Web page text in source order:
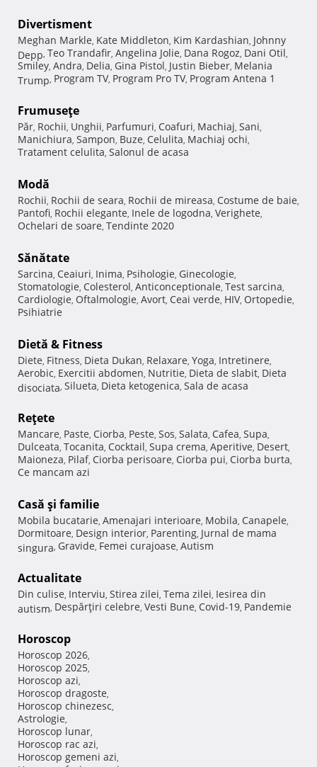
Divertisment
Meghan Markle, Kate Middleton, Kim Kardashian, Johnny
Depp, Teo Trandafir, Angelina Jolie, Dana Rogoz, Dani Otil,
Smiley, Andra, Delia, Gina Pistol, Justin Bieber, Melania
Trump, Program TV, Program Pro TV, Program Antena 1
Frumuseţe
Păr, Rochii, Unghii, Parfumuri, Coafuri, Machiaj, Sani,
Manichiura, Sampon, Buze, Celulita, Machiaj ochi,
Tratament celulita, Salonul de acasa
Modă
Rochii, Rochii de seara, Rochii de mireasa, Costume de baie,
Pantofi, Rochii elegante, Inele de logodna, Verighete,
Ochelari de soare, Tendinte 2020
Sănătate
Sarcina, Ceaiuri, Inima, Psihologie, Ginecologie,
Stomatologie, Colesterol, Anticonceptionale, Test sarcina,
Cardiologie, Oftalmologie, Avort, Ceai verde, HIV, Ortopedie,
Psihiatrie
Dietă & Fitness
Diete, Fitness, Dieta Dukan, Relaxare, Yoga, Intretinere,
Aerobic, Exercitii abdomen, Nutritie, Dieta de slabit, Dieta
disociata, Silueta, Dieta ketogenica, Sala de acasa
Reţete
Mancare, Paste, Ciorba, Peste, Sos, Salata, Cafea, Supa,
Dulceata, Tocanita, Cocktail, Supa crema, Aperitive, Desert,
Maioneza, Pilaf, Ciorba perisoare, Ciorba pui, Ciorba burta,
Ce mancam azi
Casă şi familie
Mobila bucatarie, Amenajari interioare, Mobila, Canapele,
Dormitoare, Design interior, Parenting, Jurnal de mama
singura, Gravide, Femei curajoase, Autism
Actualitate
Din culise, Interviu, Stirea zilei, Tema zilei, Iesirea din
autism, Despărţiri celebre, Vesti Bune, Covid-19, Pandemie
Horoscop
Horoscop 2026,
Horoscop 2025,
Horoscop azi,
Horoscop dragoste,
Horoscop chinezesc,
Astrologie,
Horoscop lunar,
Horoscop rac azi,
Horoscop gemeni azi,